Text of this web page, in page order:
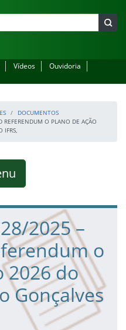
Vídeos
Ouvidoria
DOCUMENTOS
REFERENDUM O PLANO DE AÇÃO
IFRS,
2025 –
o
2026 do
Gonçalves